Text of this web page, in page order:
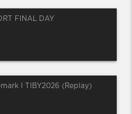
FINAL DAY
I TIBY2026 (Replay)